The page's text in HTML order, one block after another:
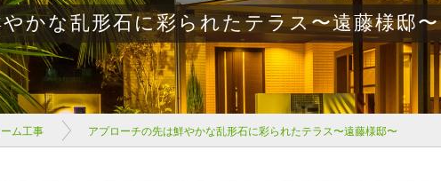
かな乱形石に彩られたテラス〜遠藤様邸〜
ム工事 アプローチの先は鮮やかな乱形石に彩られたテラス〜遠藤様邸〜